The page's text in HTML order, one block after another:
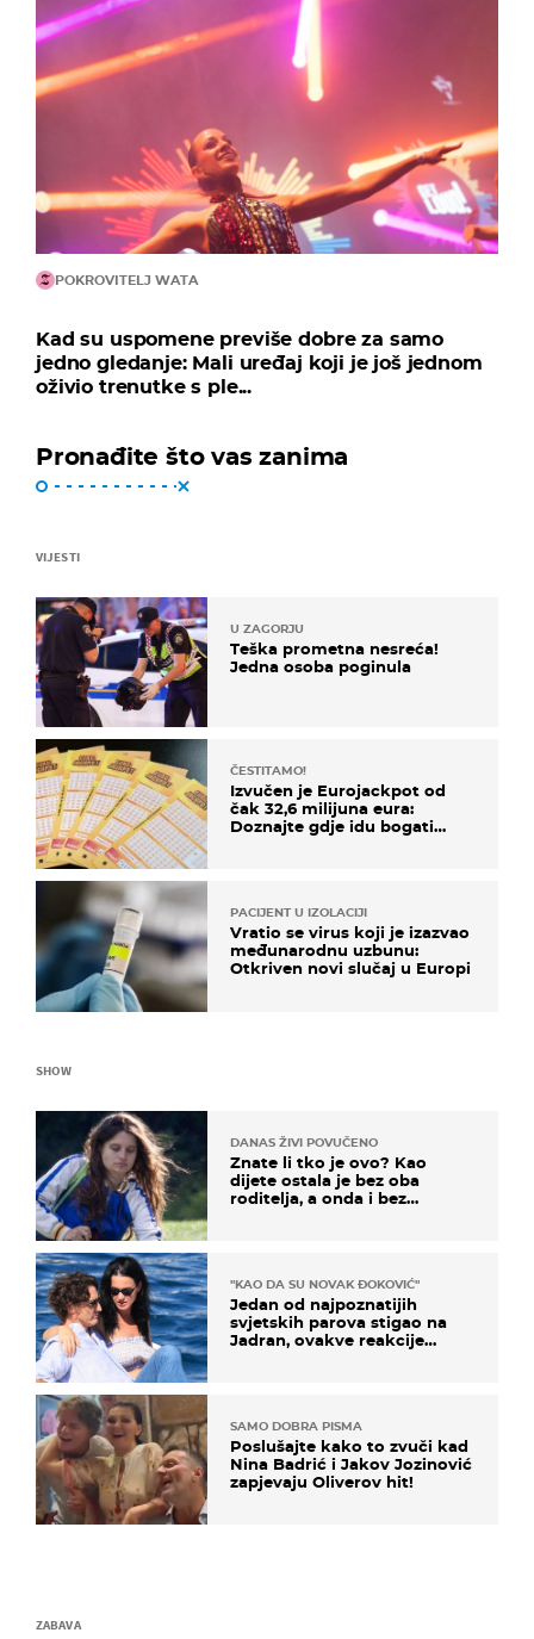
POKROVITELJ WATA
Kad su uspomene previše dobre za samo
jedno gledanje: Mali uređaj koji je još jednom
oživio trenutke s ple...
Pronađite što vas zanima
VIJESTI
U ZAGORJU
Teška prometna nesreća!
Jedna osoba poginula
ČESTITAMO!
Izvučen je Eurojackpot od
čak 32,6 milijuna eura:
Doznajte gdje idu bogati
PACIJENT U IZOLACIJI
Vratio se virus koji je izazvao
međunarodnu uzbunu:
Otkriven novi slučaj u Europi
SHOW
DANAS ŽIVI POVUČENO
Znate li tko je ovo? Kao
dijete ostala je bez oba
roditelja, a onda i bez
"KAO DA SU NOVAK ĐOKOVIĆ"
Jedan od najpoznatijih
svjetskih parova stigao na
Jadran, ovakve reakcije
SAMO DOBRA PISMA
Poslušajte kako to zvuči kad
Nina Badrić i Jakov Jozinović
zapjevaju Oliverov hit!
ZABAVA